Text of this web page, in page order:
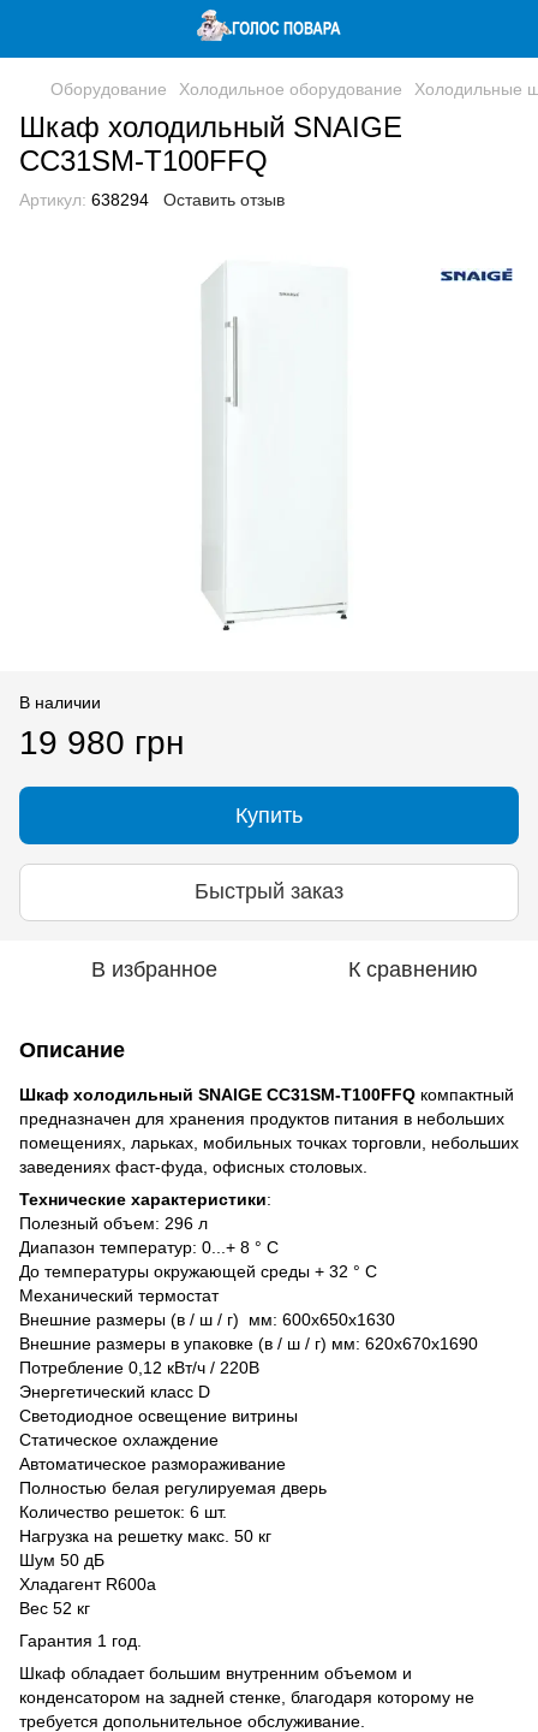
Оборудование Холодильное оборудование Холодильные
Шкаф холодильный SNAIGE
CC31SM-T100FFQ
Артикул: 638294 Оставить отзыв
В наличии
19 980 грн
Купить
Быстрый заказ
В избранное К сравнению
Описание
Шкаф холодильный SNAIGE CC31SM-T100FFQ компактный
предназначен для хранения продуктов питания в небольших
помещениях, ларьках, мобильных точках торговли, небольших
заведениях фаст-фуда, офисных столовых.
Технические характеристики:
Полезный объем: 296 л
Диапазон температур: 0...+ 8 ° C
До температуры окружающей среды + 32 ° C
Механический термостат
Внешние размеры (в / ш / г) мм: 600х650х1630
Внешние размеры в упаковке (в / ш / г) мм: 620х670х1690
Потребление 0,12 кВт/ч / 220В
Энергетический класс D
Светодиодное освещение витрины
Статическое охлаждение
Автоматическое размораживание
Полностью белая регулируемая дверь
Количество решеток: 6 шт.
Нагрузка на решетку макс. 50 кг
Шум 50 дБ
Хладагент R600a
Вес 52 кг
Гарантия 1 год.
Шкаф обладает большим внутренним объемом и
конденсатором на задней стенке, благодаря которому не
требуется допольнительное обслуживание.